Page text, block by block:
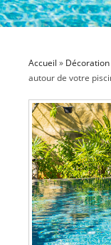
Accueil » Décoration
autour de votre